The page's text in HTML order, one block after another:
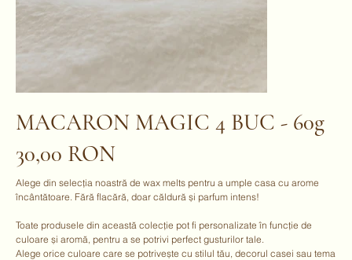
MACARON MAGIC 4 BUC - 60g
30,00 RON
Alege din selecția noastră de wax melts pentru a umple casa cu arome
încântătoare. Fără flacără, doar căldură și parfum intens!
Toate produsele din această colecție pot fi personalizate în funcție de
culoare și aromă, pentru a se potrivi perfect gusturilor tale.
Alege orice culoare care se potrivește cu stilul tău, decorul casei sau tema